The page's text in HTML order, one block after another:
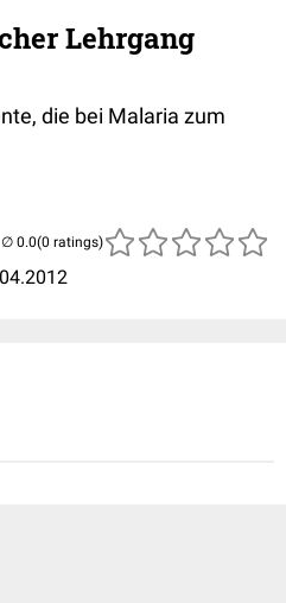
Lehrgang
die bei Malaria zum
(0 ratings)